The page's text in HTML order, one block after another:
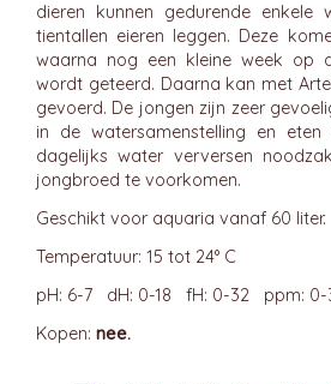
dieren kunnen gedurende enkele
tientallen eieren leggen. Deze
waarna nog een kleine week op
wordt geteerd. Daarna kan met
gevoerd. De jongen zijn zeer
in de watersamenstelling en eten
dagelijks water verversen
jongbroed te voorkomen.
Geschikt voor aquaria vanaf 60 liter.
Temperatuur: 15 tot 24° C
pH: 6-7 dH: 0-18 fH: 0-32 ppm: 0-
Kopen: nee.